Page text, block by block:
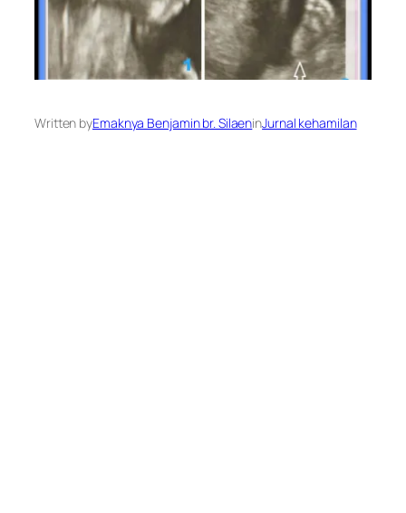
Written byEmaknya Benjamin br. SilaeninJurnal kehamilan